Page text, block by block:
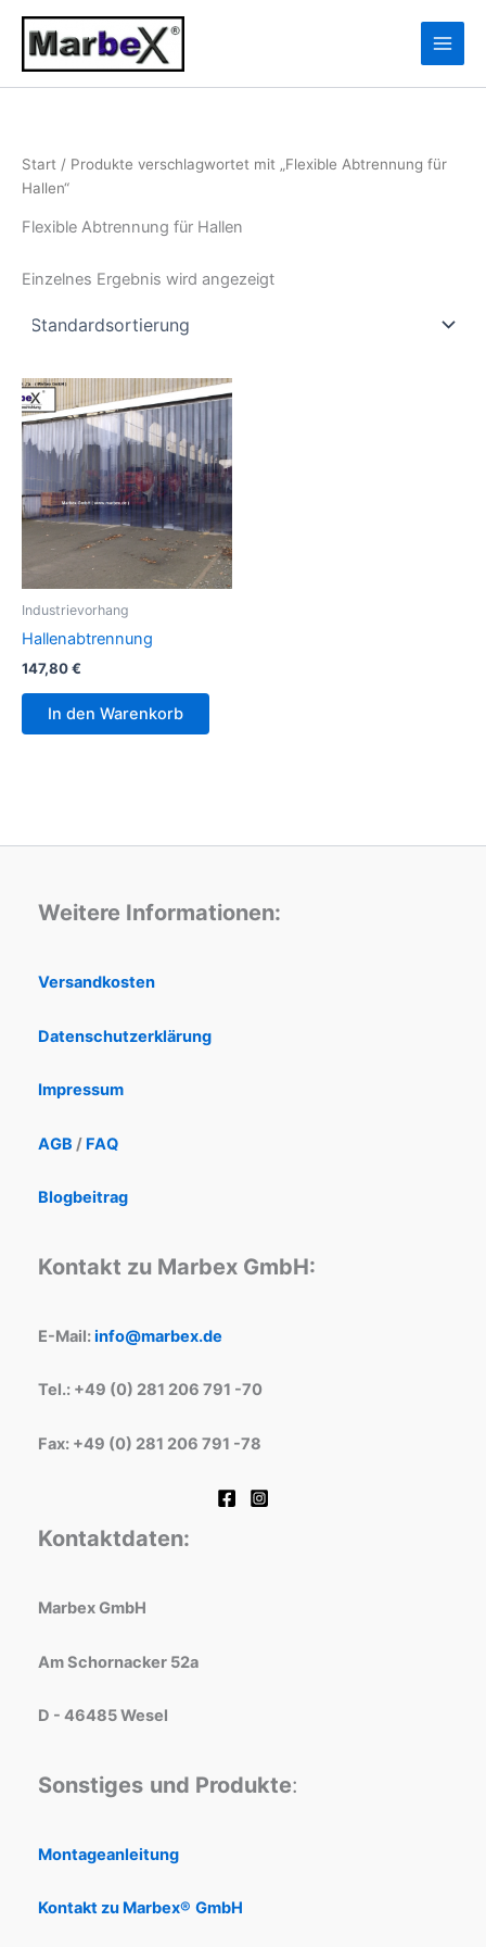
Zum
Inhalt
springen
Start / Produkte verschlagwortet mit „Flexible Abtrennung für
Hallen“
Flexible Abtrennung für Hallen
Einzelnes Ergebnis wird angezeigt
Industrievorhang
Hallenabtrennung
147,80€
In den Warenkorb
Weitere Informationen:
Versandkosten
Datenschutzerklärung
Impressum
AGB / FAQ
Blogbeitrag
Kontakt zu Marbex GmbH:
E-Mail:info@marbex.de
Tel.: +49 (0) 281 206 791 -70
Fax: +49 (0) 281 206 791 -78
Kontaktdaten:
Marbex GmbH
Am Schornacker 52a
D - 46485 Wesel
Sonstiges und Produkte:
Montageanleitung
Kontakt zu Marbex® GmbH